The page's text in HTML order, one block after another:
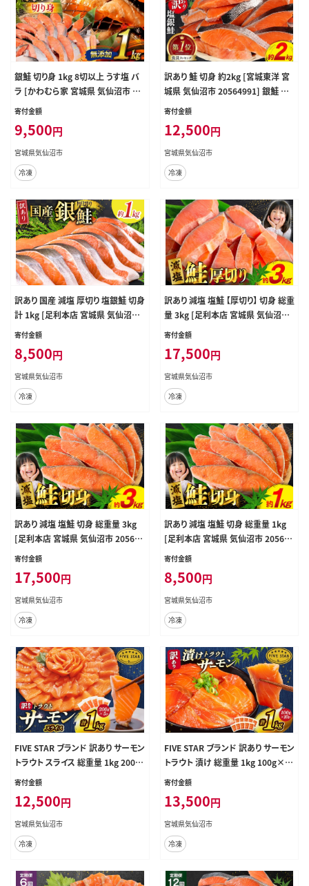
銀鮭 切り身 1kg 8切以上 うす塩 バ
ラ [かわむら家 宮城県 気仙沼市 20
565472] 鮭 海鮮 魚介 魚 サケ さけ
菜 チリ銀鮭 低塩 カマ ハラス 訳あり
不揃い 冷凍
寄付金額
9,500円
宮城県気仙沼市
冷凍
訳あり 鮭 切身 約2kg [宮城東洋 宮
城県 気仙沼市 20564991] 銀鮭 魚
介類 海鮮 訳アリ 規格外 不揃い さ
庭用 おかず 弁当 支援 サーモン 銀
鮭切り身 魚 わけあり
寄付金額
12,500円
宮城県気仙沼市
冷凍
訳あり 国産 減塩 厚切り 塩銀鮭 切身
計 1kg [足利本店 宮城県 気仙沼市
20565949] サーモン 鮭 さけ サケ シ
揃い 鮭切身 切り身 個包装 家庭用
訳アリ 塩分控えめ 冷凍
寄付金額
8,500円
宮城県気仙沼市
冷凍
訳あり 減塩 塩鮭 【厚切り】 切身 総重
量 3kg [足利本店 宮城県 気仙沼市
20565553] 魚 魚介類 サーモン 鮭
サケ 鮭切身 シャケ 切り身 鮭切り身
簡易包装 規格外 不揃い 家庭用 訳
アリ 冷凍
寄付金額
17,500円
宮城県気仙沼市
冷凍
訳あり 減塩 塩鮭 切身 総重量 3kg
[足利本店 宮城県 気仙沼市 205655
51] 魚 魚介類 サーモン 鮭 海鮮 魚
切身 シャケ 切り身 鮭切り身 簡易包
装 規格外 不揃い 家庭用 冷凍
寄付金額
17,500円
宮城県気仙沼市
冷凍
訳あり 減塩 塩鮭 切身 総重量 1kg
[足利本店 宮城県 気仙沼市 205655
50] 魚 魚介類 サーモン 鮭 海鮮 魚
切身 シャケ 切り身 鮭切り身 簡易包
装 規格外 不揃い 家庭用 冷凍
寄付金額
8,500円
宮城県気仙沼市
冷凍
FIVE STAR ブランド 訳あり サーモン
トラウト スライス 総重量 1kg 200g
×5p [カネダイ 宮城県 気仙沼市 20
凍 鮭 さけ 海鮮 切り落とし 生食用
真空パック さけ サケ 食品 生食 サー
モントラウト 手巻き寿司 丼 海鮮丼
カルパッチョ 個包装 お刺身
寄付金額
12,500円
宮城県気仙沼市
冷凍
FIVE STAR ブランド 訳あり サーモン
トラウト 漬け 総重量 1kg 100g×10
p [カネダイ 宮城県 気仙沼市 2056
鮭 さけ 海鮮 切り落とし 生食用 真空
パック さけ サケ 食品 生食 サーモン
漬け丼 手巻き寿司 丼 海鮮丼 個包
装
寄付金額
13,500円
宮城県気仙沼市
冷凍